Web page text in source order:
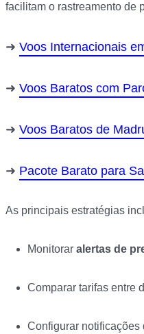
facilitam o rastreamento de
Voos Internacionais
Voos Baratos com
Voos Baratos de
Pacote Barato para
As principais estratégias
Monitorar alertas de
Comparar tarifas entre
Configurar notificações